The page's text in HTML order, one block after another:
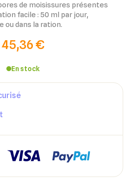
de moisissures présentes
facile : 50 ml par jour,
ou dans la ration.
45,36 €
En stock